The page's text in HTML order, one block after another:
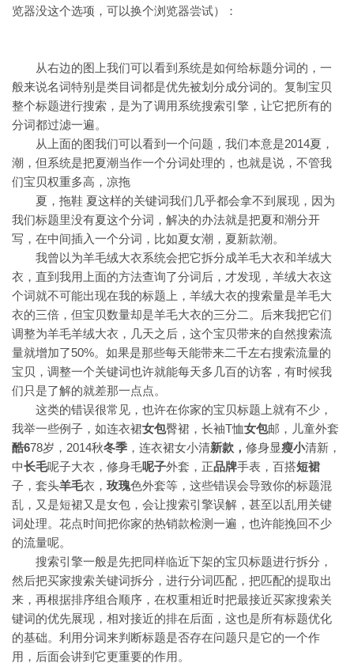
览器没这个选项，可以换个浏览器尝试）：
从右边的图上我们可以看到系统是如何给标题分词的，一
般来说名词特别是类目词都是优先被划分成分词的。复制宝贝
整个标题进行搜索，是为了调用系统搜索引擎，让它把所有的
分词都过滤一遍。
从上面的图我们可以看到一个问题，我们本意是2014夏，
潮，但系统是把夏潮当作一个分词处理的，也就是说，不管我
们宝贝权重多高，凉拖
夏，拖鞋 夏这样的关键词我们几乎都会拿不到展现，因为
我们标题里没有夏这个分词，解决的办法就是把夏和潮分开
写，在中间插入一个分词，比如夏女潮，夏新款潮。
我曾以为羊毛绒大衣系统会把它拆分成羊毛大衣和羊绒大
衣，直到我用上面的方法查询了分词后，才发现，羊绒大衣这
个词就不可能出现在我的标题上，羊绒大衣的搜索量是羊毛大
衣的三倍，但宝贝数量却是羊毛大衣的三分二。后来我把它们
调整为羊毛羊绒大衣，几天之后，这个宝贝带来的自然搜索流
量就增加了50%。如果是那些每天能带来二千左右搜索流量的
宝贝，调整一个关键词也许就能每天多几百的访客，有时候我
们只是了解的就差那一点点。
这类的错误很常见，也许在你家的宝贝标题上就有不少，
我举一些例子，如连衣裙女包臀裙，长袖T恤女包邮，儿童外套
酷678岁，2014秋冬季 ，连衣裙女小清新款， 修身显瘦小清新，
中长毛呢子大衣，修身毛呢子外套，正品牌手表，百搭短裙
子，套头羊毛衣， 玫瑰色外套等，这些错误会导致你的标题混
乱，又是短裙又是女包，会让搜索引擎误解，甚至以乱用关键
词处理。花点时间把你家的热销款检测一遍，也许能挽回不少
的流量呢。
搜索引擎一般是先把同样临近下架的宝贝标题进行拆分，
然后把买家搜索关键词拆分，进行分词匹配，把匹配的提取出
来，再根据排序组合顺序，在权重相近时把最接近买家搜索关
键词的优先展现，相对接近的排在后面，这也是所有标题优化
的基础。利用分词来判断标题是否存在问题只是它的一个作
用，后面会讲到它更重要的作用。